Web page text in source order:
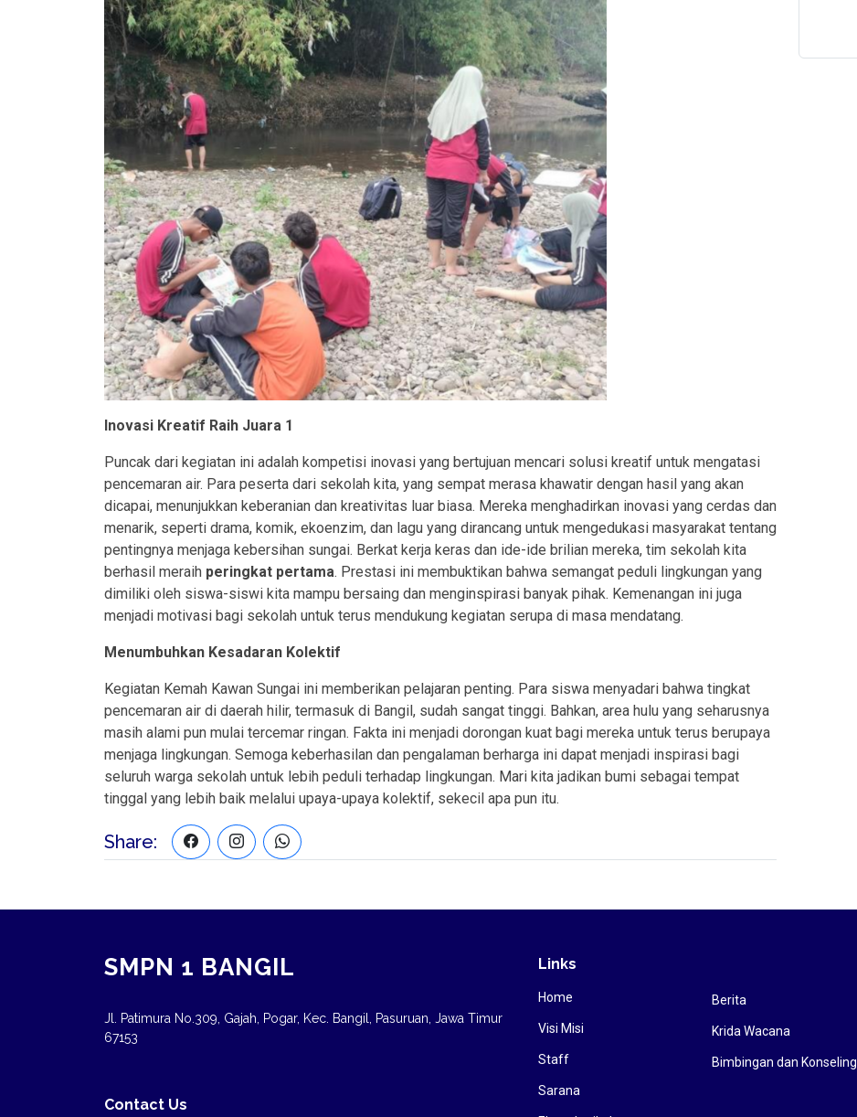
Inovasi Kreatif Raih Juara 1
Puncak dari kegiatan ini adalah kompetisi inovasi yang bertujuan mencari solusi kreatif untuk mengatasi
pencemaran air. Para peserta dari sekolah kita, yang sempat merasa khawatir dengan hasil yang akan
dicapai, menunjukkan keberanian dan kreativitas luar biasa. Mereka menghadirkan inovasi yang cerdas dan
menarik, seperti drama, komik, ekoenzim, dan lagu yang dirancang untuk mengedukasi masyarakat tentang
pentingnya menjaga kebersihan sungai. Berkat kerja keras dan ide-ide brilian mereka, tim sekolah kita
berhasil meraih peringkat pertama. Prestasi ini membuktikan bahwa semangat peduli lingkungan yang
dimiliki oleh siswa-siswi kita mampu bersaing dan menginspirasi banyak pihak. Kemenangan ini juga
menjadi motivasi bagi sekolah untuk terus mendukung kegiatan serupa di masa mendatang.
Menumbuhkan Kesadaran Kolektif
Kegiatan Kemah Kawan Sungai ini memberikan pelajaran penting. Para siswa menyadari bahwa tingkat
pencemaran air di daerah hilir, termasuk di Bangil, sudah sangat tinggi. Bahkan, area hulu yang seharusnya
masih alami pun mulai tercemar ringan. Fakta ini menjadi dorongan kuat bagi mereka untuk terus berupaya
menjaga lingkungan. Semoga keberhasilan dan pengalaman berharga ini dapat menjadi inspirasi bagi
seluruh warga sekolah untuk lebih peduli terhadap lingkungan. Mari kita jadikan bumi sebagai tempat
tinggal yang lebih baik melalui upaya-upaya kolektif, sekecil apa pun itu.
Share:
SMPN 1 BANGIL
Jl. Patimura No.309, Gajah, Pogar, Kec. Bangil, Pasuruan, Jawa Timur
67153
Contact Us
Links
Home
Visi Misi
Staff
Sarana
Berita
Krida Wacana
Bimbingan dan Konseling